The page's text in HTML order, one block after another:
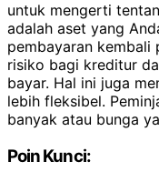
untuk mengerti
adalah aset yang
pembayaran kembali
risiko bagi kreditur
bayar. Hal ini juga
lebih fleksibel.
banyak atau bunga
Poin Kunci: